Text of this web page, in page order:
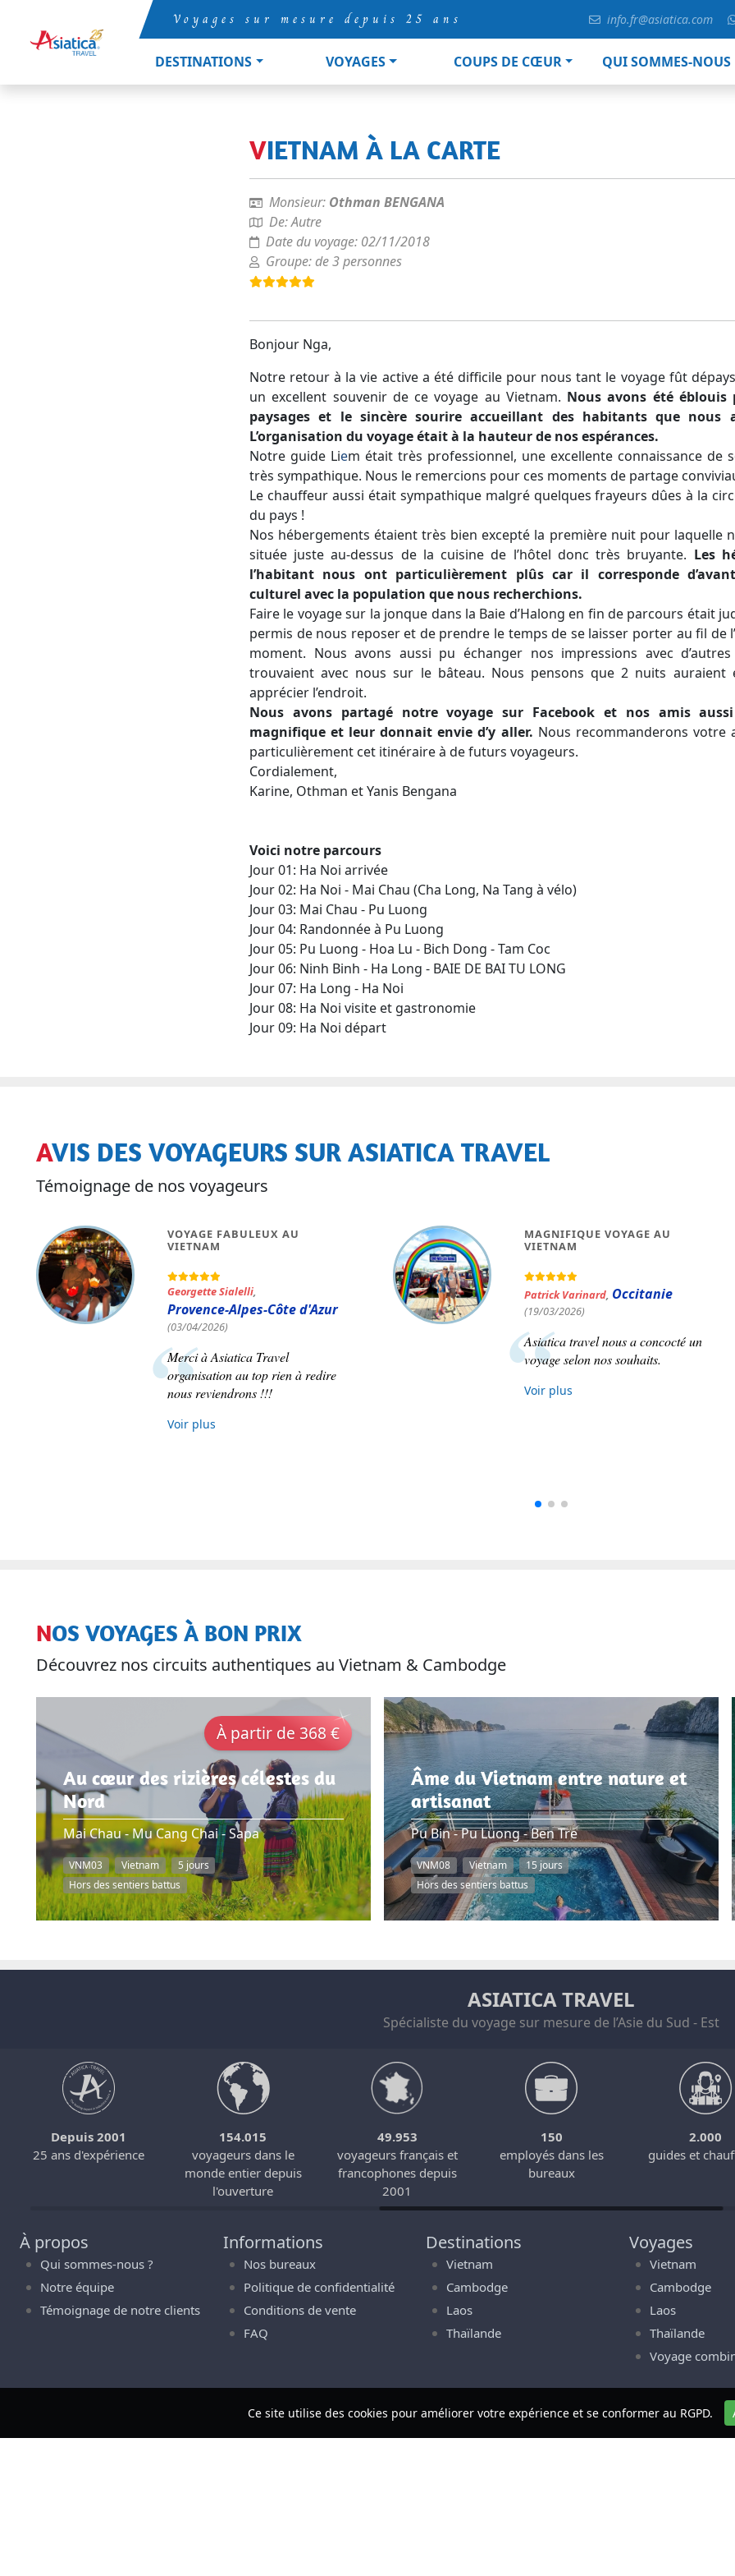
Voyages sur mesure depuis 25 ans info.fr@asiatica.com
DESTINATIONS VOYAGES COUPS DE CŒUR QUI SOMMES-NOUS
VIETNAM À LA CARTE
Monsieur: Othman BENGANA
De:Autre
Date du voyage: 02/11/2018
Groupe:de 3 personnes
Bonjour Nga,
Notre retour à la vie active a été difficile pour nous tant le voyage fût
un excellent souvenir de ce voyage au Vietnam. Nous avons été éblouis
paysages et le sincère sourire accueillant des habitants que nous
L’organisation du voyage était à la hauteur de nos espérances.
Notre guide Liem était très professionnel, une excellente connaissance de
très sympathique. Nous le remercions pour ces moments de partage
Le chauffeur aussi était sympathique malgré quelques frayeurs dûes à la
du pays !
Nos hébergements étaient très bien excepté la première nuit pour laquelle
située juste au-dessus de la cuisine de l’hôtel donc très bruyante. Les
l’habitant nous ont particulièrement plûs car il corresponde
culturel avec la population que nous recherchions.
Faire le voyage sur la jonque dans la Baie d’Halong en fin de parcours était
permis de nous reposer et de prendre le temps de se laisser porter au fil de
moment. Nous avons aussi pu échanger nos impressions avec
trouvaient avec nous sur le bâteau. Nous pensons que 2 nuits auraient
apprécier l’endroit.
Nous avons partagé notre voyage sur Facebook et nos amis
magnifique et leur donnait envie d’y aller. Nous recommanderons votre
particulièrement cet itinéraire à de futurs voyageurs.
Cordialement,
Karine, Othman et Yanis Bengana
Voici notre parcours
Jour 01: Ha Noi arrivée
Jour 02: Ha Noi - Mai Chau (Cha Long, Na Tang à vélo)
Jour 03: Mai Chau - Pu Luong
Jour 04: Randonnée à Pu Luong
Jour 05: Pu Luong - Hoa Lu - Bich Dong - Tam Coc
Jour 06: Ninh Binh - Ha Long - BAIE DE BAI TU LONG
Jour 07: Ha Long - Ha Noi
Jour 08: Ha Noi visite et gastronomie
Jour 09: Ha Noi départ
AVIS DES VOYAGEURS SUR ASIATICA TRAVEL
Témoignage de nos voyageurs
DU COMMUN
Est
du commun , du
VOYAGE VIETNAM ET LAOS
(17/11/2025)
Ce voyage a été parfaitement
organisé du début à la fin. Notre
nous n'avons que de bons mots à
son sujet.
SUPERBE
SEMAINES AU
Anne Rochon du
Superbe voyage
Vietnam organisé
NOS VOYAGES À BON PRIX
Découvrez nos circuits authentiques au Vietnam & Cambodge
À partir de 368 €
Au cœur des rizières célestes du
Nord
Mai Chau - Mu Cang Chai - Sapa
VNM03 Vietnam
5 jours
Hors des sentiers battus
Âme du Vietnam entre nature et
artisanat
Pu Bin - Pu Luong - Ben Tre
VNM08 Vietnam
15 jours
Hors des sentiers battus
ASIATICA TRAVEL
Spécialiste du voyage sur mesure de l’Asie du Sud - Est
Depuis 2001
25 ans d'expérience
154.015
voyageurs dans le
monde entier depuis
l'ouverture
49.953
voyageurs français et
francophones depuis
2001
150
employés dans les
bureaux
2.000
guides et
À propos
Qui sommes-nous ?
Notre équipe
Témoignage de notre clients
Informations
Nos bureaux
Politique de confidentialité
Conditions de vente
FAQ
Destinations
Vietnam
Cambodge
Laos
Thaïlande
Voyages
Vietnam
Cambodge
Laos
Thaïlande
Voyage
Ce site utilise des cookies pour améliorer votre expérience et se conformer au RGPD.